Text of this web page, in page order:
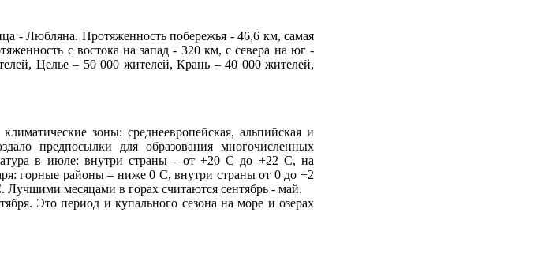
- Любляна. Протяженность побережья - 46,6 км, самая
с востока на запад - 320 км, с севера на юг -
Целье – 50 000 жителей, Крань – 40 000 жителей,
зоны: среднеевропейская, альпийская и
предпосылки для образования многочисленных
в июле: внутри страны - от +20 C до +22 C, на
горные районы – ниже 0 С, внутри страны от 0 до +2
месяцами в горах считаются сентябрь - май.
Это период и купального сезона на море и озерах